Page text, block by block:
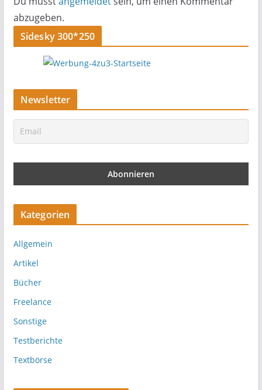
abzugeben.
Sidesky 300*250
Newsletter
Kategorien
Allgemein
Artikel
Bücher
Freelance
Sonstige
Testberichte
Textbörse